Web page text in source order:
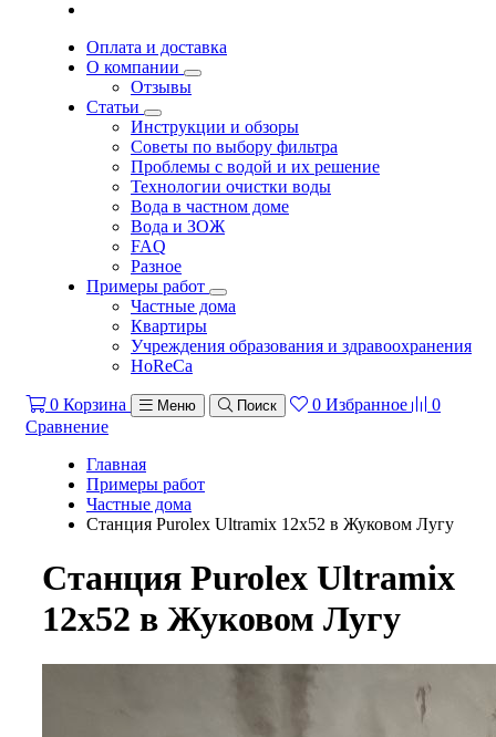
Оплата и доставка
О компании
Отзывы
Статьи
Инструкции и обзоры
Советы по выбору фильтра
Проблемы с водой и их решение
Технологии очистки воды
Вода в частном доме
Вода и ЗОЖ
FAQ
Разное
Примеры работ
Частные дома
Квартиры
Учреждения образования и здравоохранения
HoReCa
0 Корзина Меню Поиск 0 Избранное
0
Сравнение
Главная
Примеры работ
Частные дома
Станция Purolex Ultramix 12х52 в Жуковом Лугу
Станция Purolex Ultramix
12х52 в Жуковом Лугу